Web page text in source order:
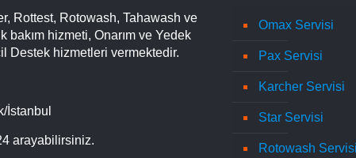
Rottest, Rotowash, Tahawash ve
bakım hizmeti, Onarım ve Yedek
Destek hizmetleri vermektedir.
İstanbul
arayabilirsiniz.
Omax Servisi
Pax Servisi
Karcher Servisi
Star Servisi
Rotowash Servisi